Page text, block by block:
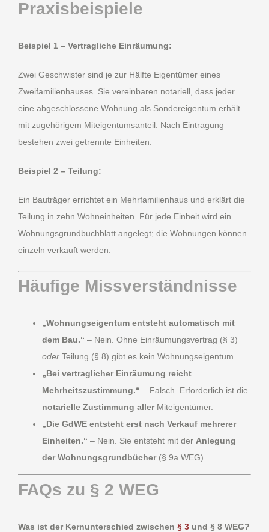
Praxisbeispiele
Beispiel 1 – Vertragliche Einräumung:
Zwei Geschwister sind je zur Hälfte Eigentümer eines
Zweifamilienhauses. Sie vereinbaren notariell, dass jeder
eine abgeschlossene Wohnung als Sondereigentum erhält –
mit zugehörigem Miteigentumsanteil. Nach Eintragung
bestehen zwei getrennte Einheiten.
Beispiel 2 – Teilung:
Ein Bauträger errichtet ein Mehrfamilienhaus und erklärt die
Teilung in zehn Wohneinheiten. Für jede Einheit wird ein
Wohnungsgrundbuchblatt angelegt; die Wohnungen können
einzeln verkauft werden.
Häufige Missverständnisse
„Wohnungseigentum entsteht automatisch mit
dem Bau.“ – Nein. Ohne Einräumungsvertrag (§ 3)
oder Teilung (§ 8) gibt es kein Wohnungseigentum.
„Bei vertraglicher Einräumung reicht
Mehrheitszustimmung.“ – Falsch. Erforderlich ist die
notarielle Zustimmung allerMiteigentümer.
„Die GdWE entsteht erst nach Verkauf mehrerer
Einheiten.“ – Nein. Sie entsteht mit der Anlegung
der Wohnungsgrundbücher(§ 9a WEG).
FAQs zu § 2 WEG
Was ist der Kernunterschied zwischen § 3 und § 8 WEG?